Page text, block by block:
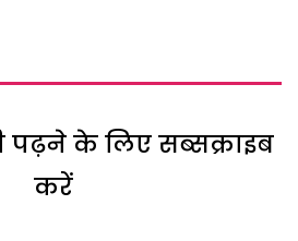
के लिए सब्सक्राइब
करें